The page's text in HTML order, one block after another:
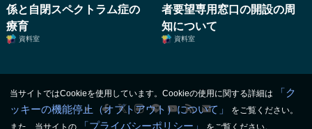
係と自閉スペクトラム症の
療育
資料室
者要望専用窓口の開設の周
知について
資料室
当サイトではCookieを使用しています。Cookieの使用に関する詳細は
「ク
ッキーの機能停止（オプトアウト）について」
をご覧ください。
また、当サイトの
「プライバシーポリシー」 をご覧ください。